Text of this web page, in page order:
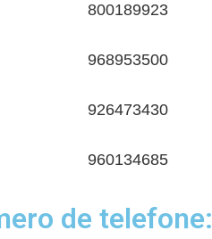
800189923
968953500
926473430
960134685
de telefone: